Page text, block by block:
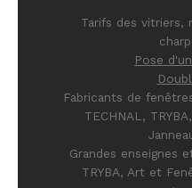
Tarifs des vitriers,
Pose
Fabricants de
TECHNAL,
Grandes enseignes
TRYBA, Art et